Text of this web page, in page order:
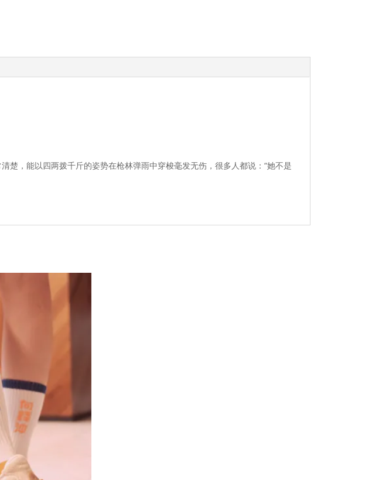
楚，能以四两拨千斤的姿势在枪林弹雨中穿梭毫发无伤，很多人都说：“她不是